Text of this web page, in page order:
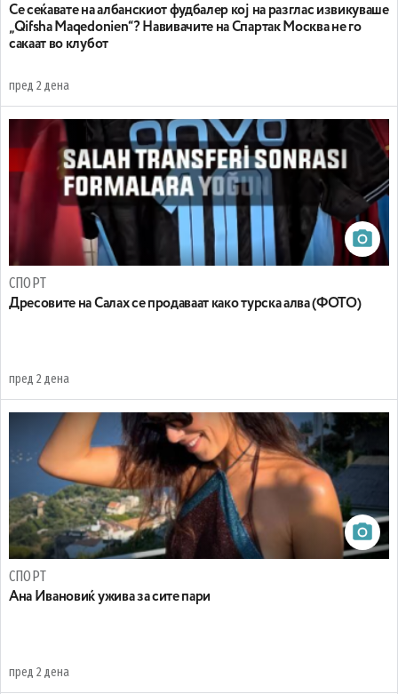
Се сеќавате на албанскиот фудбалер кој на разглас извикуваше
„Qifsha Maqedonien“? Навивачите на Спартак Москва не го
сакаат во клубот
пред 2 дена
СПОРТ
Дресовите на Салах се продаваат како турска алва (ФОТО)
пред 2 дена
СПОРТ
Ана Ивановиќ ужива за сите пари
пред 2 дена